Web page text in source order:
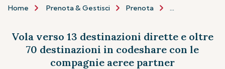
Home Prenota & Gestisci Prenota Rete di percorsi
Vola verso 13 destinazioni dirette e oltre
70 destinazioni in codeshare con le
compagnie aeree partner